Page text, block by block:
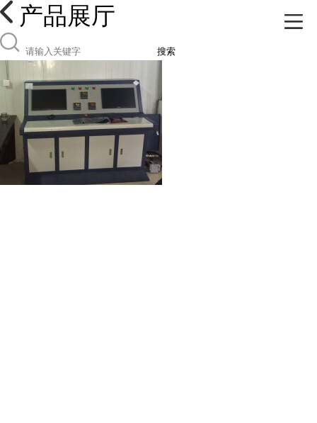
产品展厅
搜索